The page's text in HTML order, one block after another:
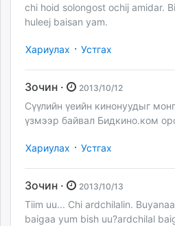
chi hoid solongost ochij amidar.
huleej baisan yam.
Хариулах · Устгах
Зочин · 2013/10/12
Сүүлийн үеийн кинонуудыг
үзмээр байвал Бидкино.ком
Хариулах · Устгах
Зочин · 2013/10/13
Tiim uu... Chi ardchilalin.
baigaa yum bish uu?ardchilal